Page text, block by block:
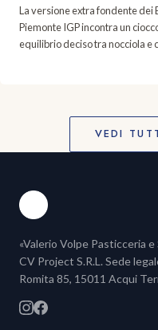
La versione extra fondente dei
Piemonte IGP incontra un
equilibrio deciso tra nocciola e
VEDI
«Valerio Volpe Pasticceria
CV Project S.R.L. Sede
Romita 85, 15011 Acqui